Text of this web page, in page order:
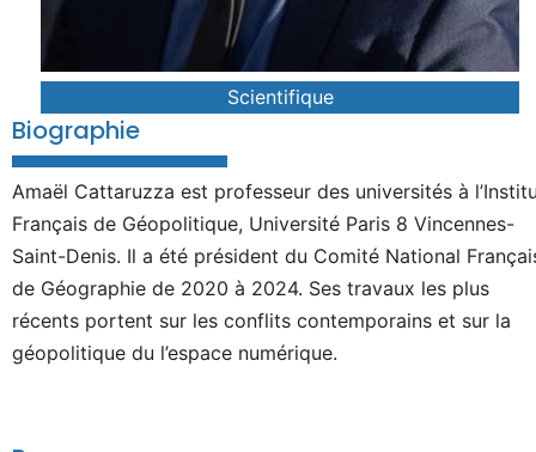
Scientifique
Biographie
Amaël Cattaruzza est professeur des universités à
Français de Géopolitique, Université Paris 8 Vincennes-
Saint-Denis. Il a été président du Comité National
de Géographie de 2020 à 2024. Ses travaux les plus
récents portent sur les conflits contemporains et sur la
géopolitique du l’espace numérique.